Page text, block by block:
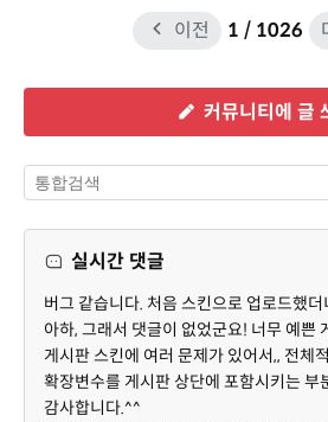
이전 1 / 1026
커뮤니티에 글
실시간 댓글
감사합니다.^^